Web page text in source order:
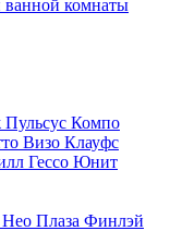
комнаты
Пульсус Компо
Визо Клауфс
Гессо Юнит
Нео Плаза Финлэй